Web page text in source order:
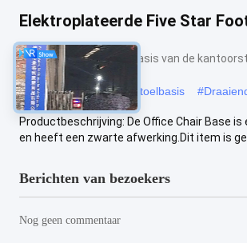
Elektroplateerde Five Star
Vervanging van de basis van de
# Moderne verstelbare stoelbasis #
Productbeschrijving: De Office Chair Base
en heeft een zwarte afwerking.Dit item is
Berichten van bezoekers
Nog geen commentaar